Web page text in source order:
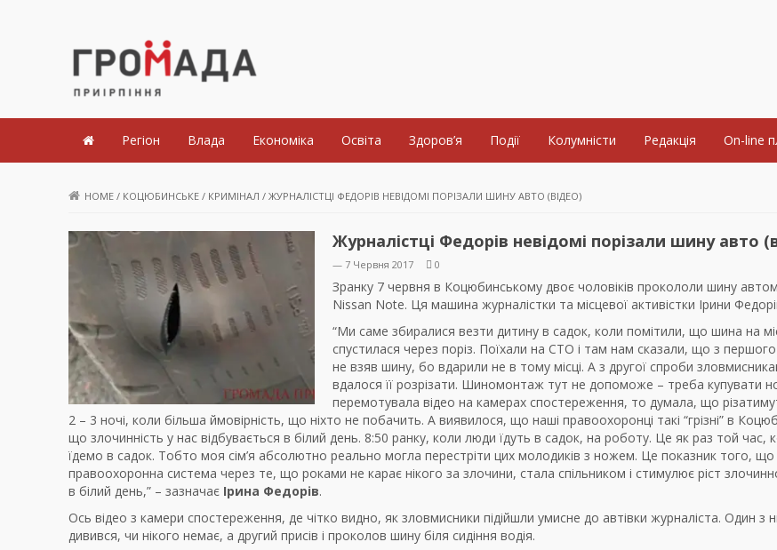
Громада Приірпіння
Регіон Влада Економіка Освіта Здоров’я Події Колумністи Редакція On-line
HOME / КОЦЮБИНСЬКЕ / КРИМІНАЛ / ЖУРНАЛІСТЦІ ФЕДОРІВ НЕВІДОМІ ПОРІЗАЛИ ШИНУ АВТО (ВІДЕО)
Журналістці Федорів невідомі порізали шину авто
— 7 Червня 2017 0
Зранку 7 червня в Коцюбинському двоє чоловіків прокололи шину
Nissan Note. Ця машина журналістки та місцевої активістки Ірини
“Ми саме збиралися везти дитину в садок, коли помітили, що шина на
спустилася через поріз. Поїхали на СТО і там нам сказали, що з
не взяв шину, бо вдарили не в тому місці. А з другої спроби
вдалося її розрізати. Шиномонтаж тут не допоможе – треба купувати
перемотувала відео на камерах спостереження, то думала, що
2 – 3 ночі, коли більша ймовірність, що ніхто не побачить. А виявилося, що наші правоохоронці такі “грізні” в
що злочинність у нас відбувається в білий день. 8:50 ранку, коли люди їдуть в садок, на роботу. Це як раз той час,
їдемо в садок. Тобто моя сім’я абсолютно реально могла перестріти цих молодиків з ножем. Це показник того,
правоохоронна система через те, що роками не карає нікого за злочини, стала спільником і стимулює ріст
в білий день,” – зазначає Ірина Федорів.
Ось відео з камери спостереження, де чітко видно, як зловмисники підійшли умисне до автівки журналіста. Один з
дивився, чи нікого немає, а другий присів і проколов шину біля сидіння водія.